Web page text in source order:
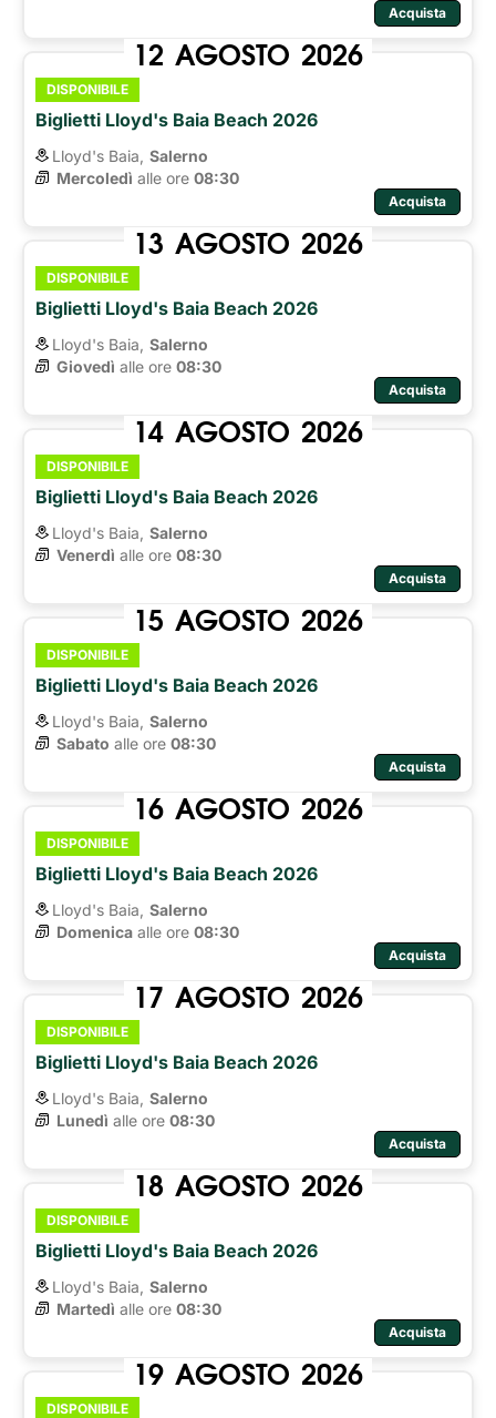
Acquista
12 AGOSTO 2026
DISPONIBILE
Biglietti Lloyd's Baia Beach 2026
Lloyd's Baia, Salerno
Mercoledì alle ore 08:30
Acquista
13 AGOSTO 2026
DISPONIBILE
Biglietti Lloyd's Baia Beach 2026
Lloyd's Baia, Salerno
Giovedì alle ore 08:30
Acquista
14 AGOSTO 2026
DISPONIBILE
Biglietti Lloyd's Baia Beach 2026
Lloyd's Baia, Salerno
Venerdì alle ore 08:30
Acquista
15 AGOSTO 2026
DISPONIBILE
Biglietti Lloyd's Baia Beach 2026
Lloyd's Baia, Salerno
Sabato alle ore 08:30
Acquista
16 AGOSTO 2026
DISPONIBILE
Biglietti Lloyd's Baia Beach 2026
Lloyd's Baia, Salerno
Domenica alle ore 08:30
Acquista
17 AGOSTO 2026
DISPONIBILE
Biglietti Lloyd's Baia Beach 2026
Lloyd's Baia, Salerno
Lunedì alle ore 08:30
Acquista
18 AGOSTO 2026
DISPONIBILE
Biglietti Lloyd's Baia Beach 2026
Lloyd's Baia, Salerno
Martedì alle ore 08:30
Acquista
19 AGOSTO 2026
DISPONIBILE